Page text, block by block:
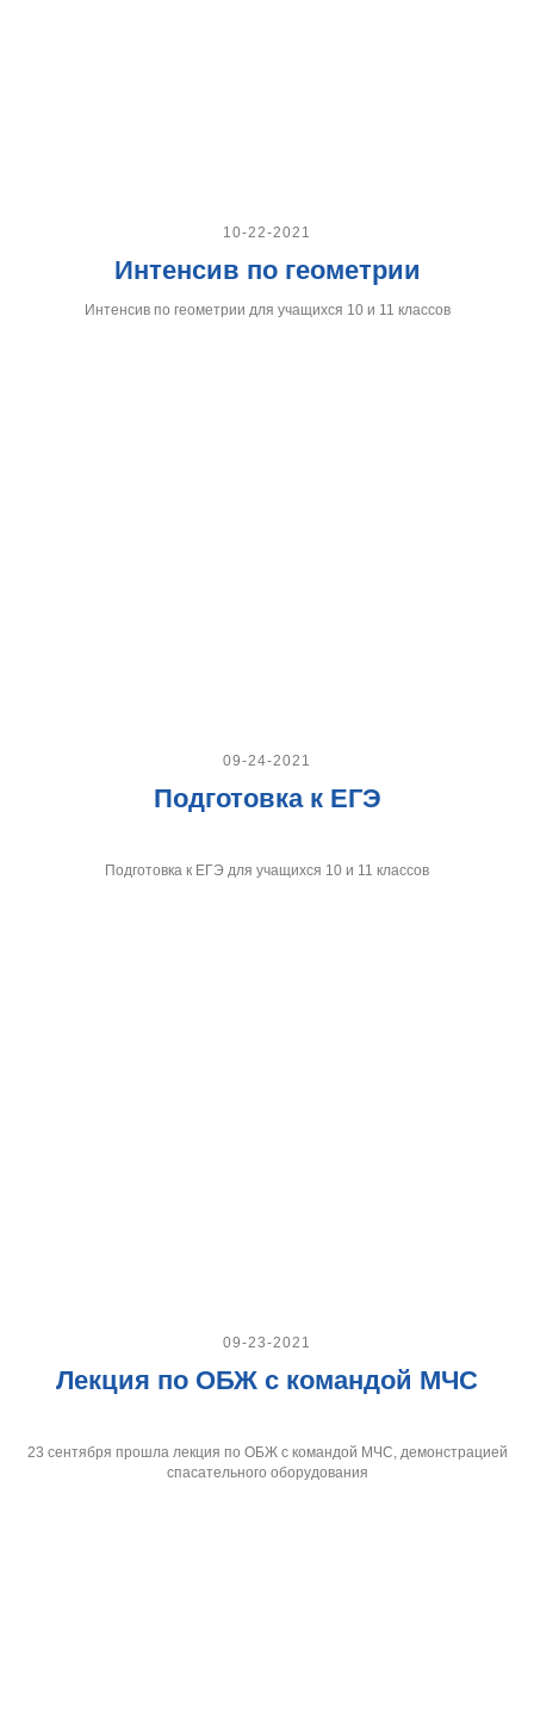
10-22-2021
Интенсив по геометрии
Интенсив по геометрии для учащихся 10 и 11 классов
09-24-2021
Подготовка к ЕГЭ
Подготовка к ЕГЭ для учащихся 10 и 11 классов
09-23-2021
Лекция по ОБЖ с командой МЧС
23 сентября прошла лекция по ОБЖ с командой МЧС, демонстрацией
спасательного оборудования